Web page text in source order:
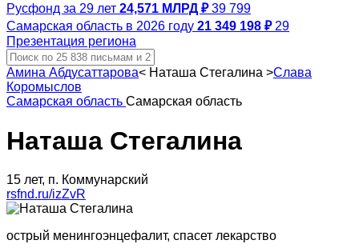
Русфонд за 29 лет 24,571 МЛРД ₽ 39 799
Самарская область в 2026 году 21 349 198 ₽ 29
Презентация региона
Амина Абдусаттарова< Наташа Стегалина >Слава
Коромыслов
Самарская область Самарская область
Наташа Стегалина
15 лет, п. Коммунарский
rsfnd.ru/izZvR
острый менингоэнцефалит, спасет лекарство